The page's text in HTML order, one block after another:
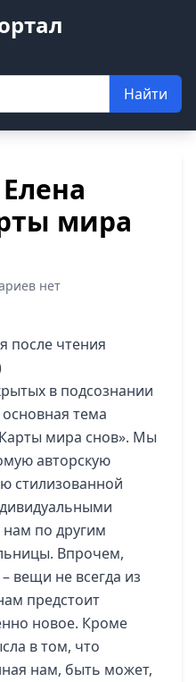
Найти
мира
нет
после чтения
в подсознании
тема
мира снов». Мы
авторскую
стилизованной
по другим
Впрочем,
вещи не всегда из
предстоит
новое. Кроме
в том, что
нам, быть может,